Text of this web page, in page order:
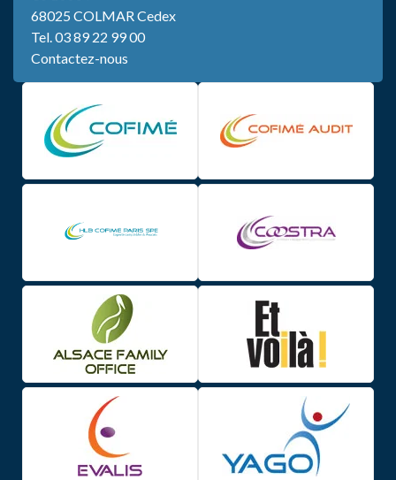
68025 COLMAR Cedex
Tel.03 89 22 99 00
Contactez-nous